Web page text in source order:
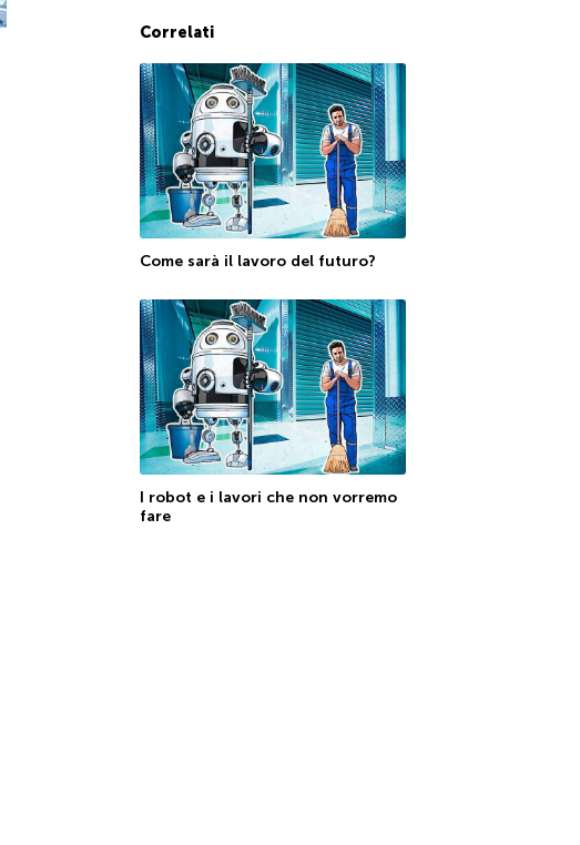
Correlati
Come sarà il lavoro del futuro?
I robot e i lavori che non vorremo
fare